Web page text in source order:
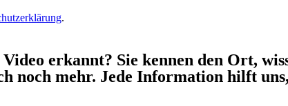
.
erkannt? Sie kennen den Ort,
noch mehr. Jede Information hilft